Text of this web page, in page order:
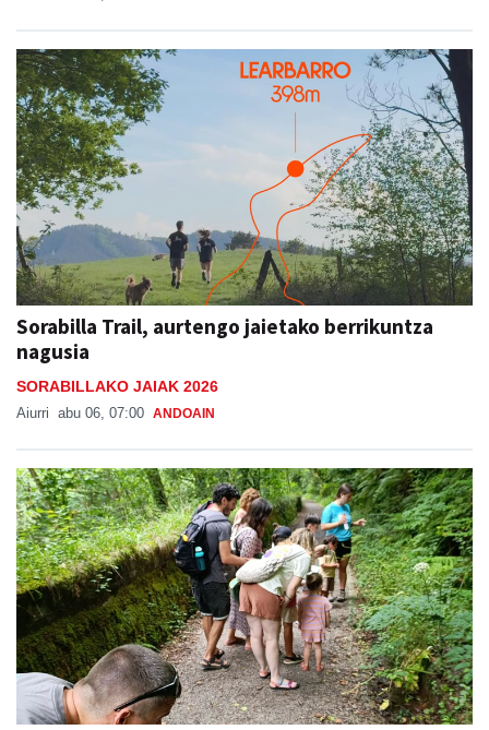
Sorabilla Trail, aurtengo jaietako berrikuntza
nagusia
SORABILLAKO JAIAK 2026
Aiurri abu 06, 07:00 ANDOAIN